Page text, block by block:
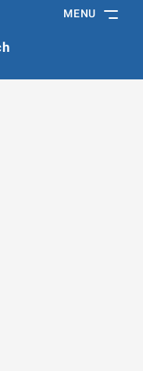
MENU